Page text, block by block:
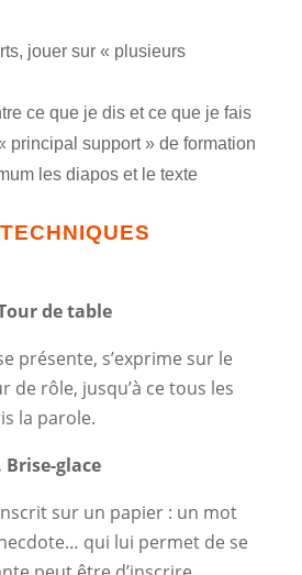
jouer sur « plusieurs
ce que je dis et ce que je fais
principal support » de formation
les diapos et le texte
our de table
présente, s’exprime sur le
de rôle, jusqu’à ce tous les
la parole.
Brise-glace
sur un papier : un mot
qui lui permet de se